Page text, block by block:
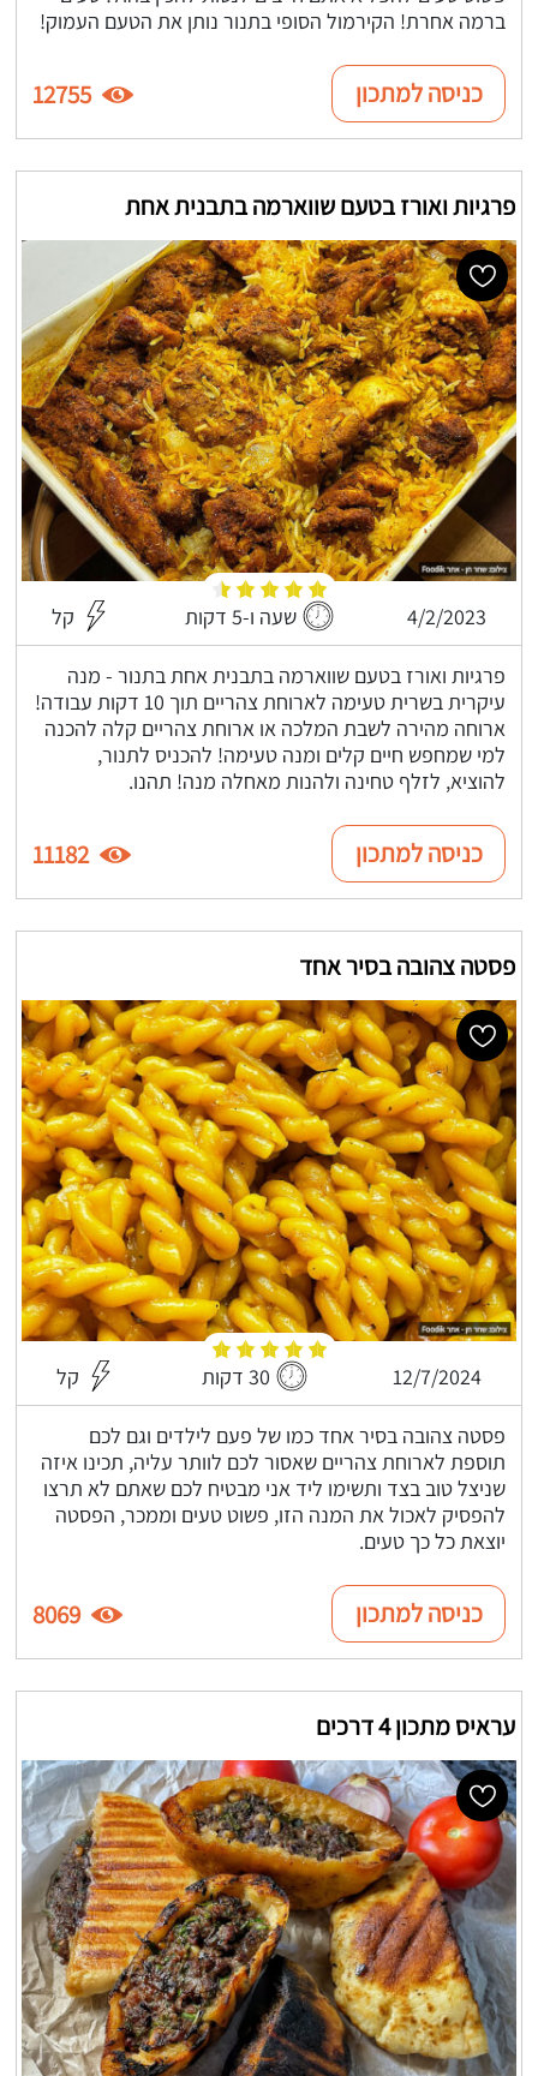
ברמה אחרת! הקירמול הסופי בתנור נותן את הטעם העמוק!
כניסה למתכון 12755
פרגיות ואורז בטעם שווארמה בתבנית אחת
4/2/2023 שעה ו-5 דקות קל
פרגיות ואורז בטעם שווארמה בתבנית אחת בתנור - מנה
עיקרית בשרית טעימה לארוחת צהריים תוך 10 דקות עבודה!
ארוחה מהירה לשבת המלכה או ארוחת צהריים קלה להכנה
למי שמחפש חיים קלים ומנה טעימה! להכניס לתנור,
להוציא, לזלף טחינה ולהנות מאחלה מנה! תהנו.
כניסה למתכון 11182
פסטה צהובה בסיר אחד
12/7/2024 30 דקות קל
פסטה צהובה בסיר אחד כמו של פעם לילדים וגם לכם
תוספת לארוחת צהריים שאסור לכם לוותר עליה, תכינו איזה
שניצל טוב בצד ותשימו ליד אני מבטיח לכם שאתם לא תרצו
להפסיק לאכול את המנה הזו, פשוט טעים וממכר, הפסטה
יוצאת כל כך טעים.
כניסה למתכון 8069
עראיס מתכון 4 דרכים